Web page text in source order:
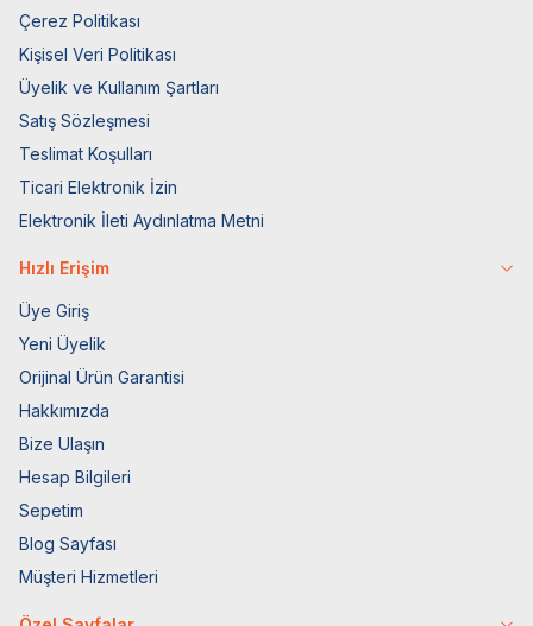
Çerez Politikası
Kişisel Veri Politikası
Üyelik ve Kullanım Şartları
Satış Sözleşmesi
Teslimat Koşulları
Ticari Elektronik İzin
Elektronik İleti Aydınlatma Metni
Hızlı Erişim
Üye Giriş
Yeni Üyelik
Orijinal Ürün Garantisi
Hakkımızda
Bize Ulaşın
Hesap Bilgileri
Sepetim
Blog Sayfası
Müşteri Hizmetleri